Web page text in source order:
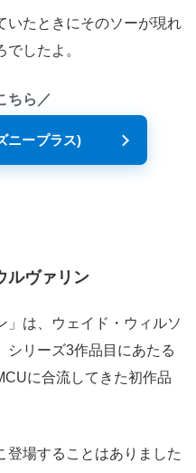
いたときにそのソーが現れ
したよ。
ちら／
ニープラス)
ルヴァリン
」は、ウェイド・ウィルソ
シリーズ3作品目にあたる
に合流してきた初作品
登場することはありました